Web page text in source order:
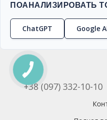
ПОАНАЛИЗИРОВАТЬ
ChatGPT Google
+38 (097) 332-10-10